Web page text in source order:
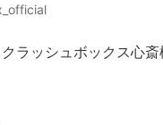
ラッシュボックス心斎